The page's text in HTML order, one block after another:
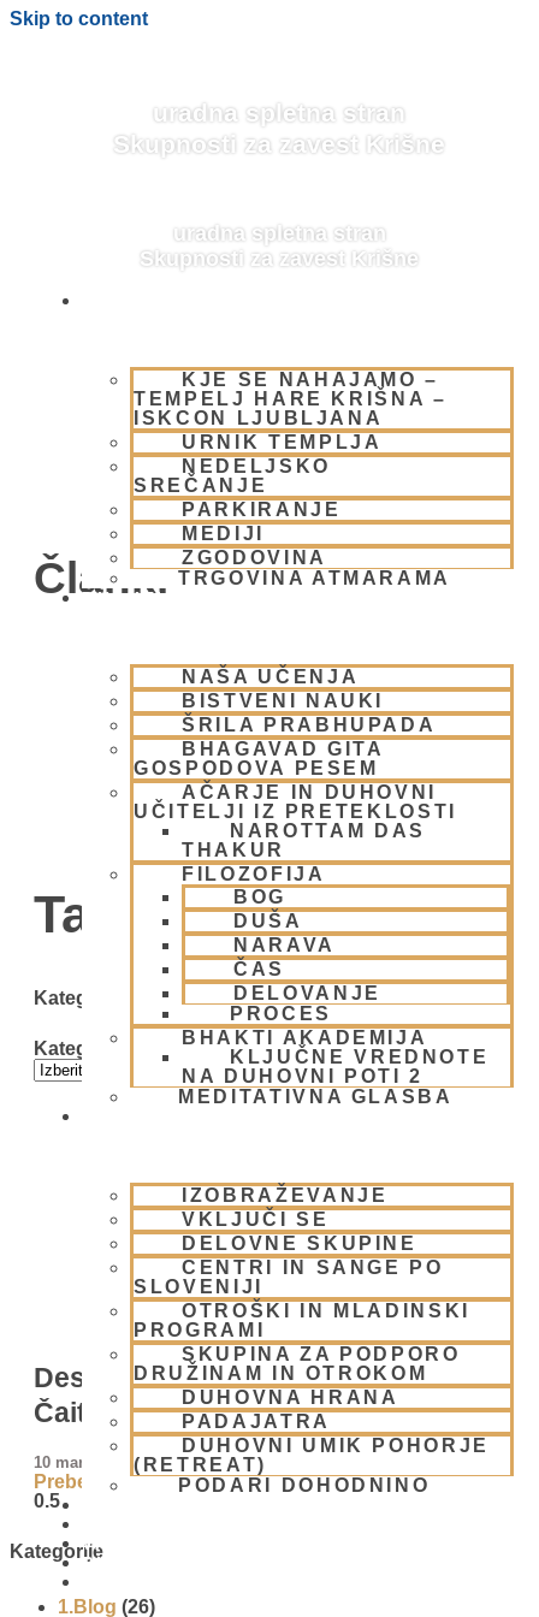
Skip to content
uradna spletna stran
Skupnosti za zavest Krišne
uradna spletna stran
Skupnosti za zavest Krišne
KJE SE NAHAJAMO –
TEMPELJ HARE KRIŠNA –
ISKCON LJUBLJANA
URNIK TEMPLJA
NEDELJSKO
SREČANJE
PARKIRANJE
MEDIJI
ZGODOVINA
TRGOVINA ATMARAMA
BHAKTI JOGA
NAŠA UČENJA
BISTVENI NAUKI
ŠRILA PRABHUPADA
BHAGAVAD GITA
GOSPODOVA PESEM
AČARJE IN DUHOVNI
UČITELJI IZ PRETEKLOSTI
NAROTTAM DAS
THAKUR
FILOZOFIJA
BOG
DUŠA
NARAVA
ČAS
DELOVANJE
PROCES
BHAKTI AKADEMIJA
KLJUČNE VREDNOTE
NA DUHOVNI POTI 2
MEDITATIVNA GLASBA
IZOBRAŽEVANJE
VKLJUČI SE
DELOVNE SKUPINE
CENTRI IN SANGE PO
SLOVENIJI
OTROŠKI IN MLADINSKI
PROGRAMI
SKUPINA ZA PODPORO
DRUŽINAM IN OTROKOM
DUHOVNA HRANA
PADAJATRA
DUHOVNI UMIK POHORJE
(RETREAT)
PODARI DOHODNINO
VAŠA VPRAŠANJA
PIŠI NAM
BLOG
Članki
Tag: gauranga
Kategorije
Kategorije
Deset značilnosti milosti Gospoda
Čaitanje
10 marca, 2025
Preberi več »
Kategorije
1.Blog (26)